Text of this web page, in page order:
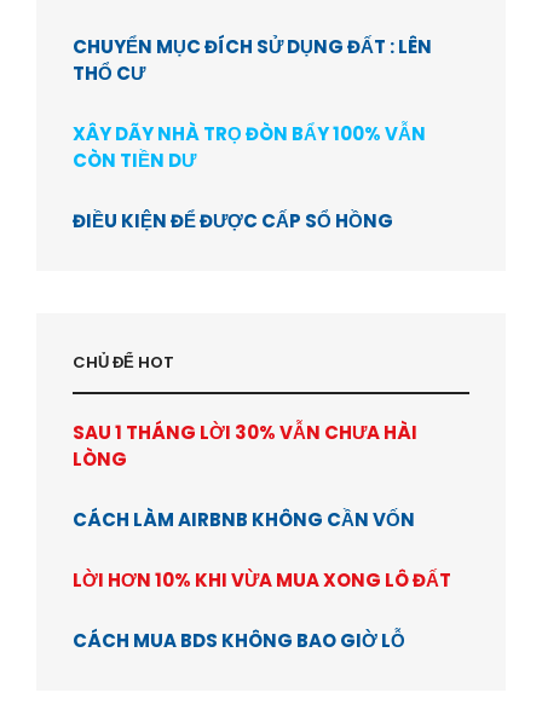
CHUYỂN MỤC ĐÍCH SỬ DỤNG ĐẤT : LÊN
THỔ CƯ
XÂY DÃY NHÀ TRỌ ĐÒN BẨY 100% VẪN
CÒN TIỀN DƯ
ĐIỀU KIỆN ĐỂ ĐƯỢC CẤP SỔ HỒNG
CHỦ ĐỂ HOT
SAU 1 THÁNG LỜI 30% VẪN CHƯA HÀI
LÒNG
CÁCH LÀM AIRBNB KHÔNG CẦN VỐN
LỜI HƠN 10% KHI VỪA MUA XONG LÔ ĐẤT
CÁCH MUA BDS KHÔNG BAO GIỜ LỖ